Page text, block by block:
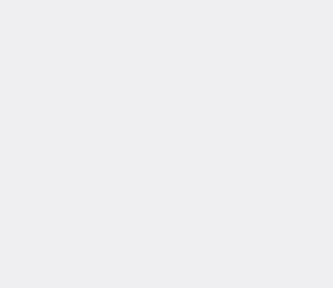
lugar, entre ellos actualizar o renovar
nuestro negocio, no es tan sencillo